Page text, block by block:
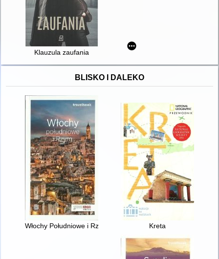
Klauzula zaufania
BLISKO I DALEKO
Włochy Południowe i Rzym Kreta